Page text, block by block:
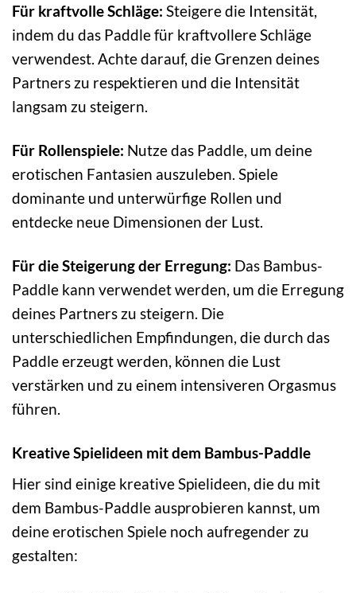
Für kraftvolle Schläge: Steigere die Intensität,
indem du das Paddle für kraftvollere Schläge
verwendest. Achte darauf, die Grenzen deines
Partners zu respektieren und die Intensität
langsam zu steigern.
Für Rollenspiele: Nutze das Paddle, um deine
erotischen Fantasien auszuleben. Spiele
dominante und unterwürfige Rollen und
entdecke neue Dimensionen der Lust.
Für die Steigerung der Erregung: Das Bambus-
Paddle kann verwendet werden, um die Erregung
deines Partners zu steigern. Die
unterschiedlichen Empfindungen, die durch das
Paddle erzeugt werden, können die Lust
verstärken und zu einem intensiveren Orgasmus
führen.
Kreative Spielideen mit dem Bambus-Paddle
Hier sind einige kreative Spielideen, die du mit
dem Bambus-Paddle ausprobieren kannst, um
deine erotischen Spiele noch aufregender zu
gestalten: